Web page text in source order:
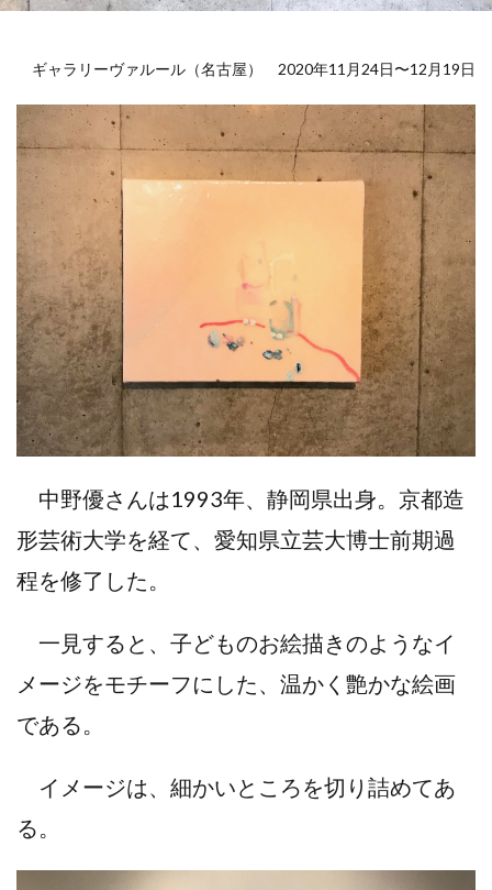
ギャラリーヴァルール（名古屋） 2020年11月24日〜12月19日
中野優さんは1993年、静岡県出身。京都造
形芸術大学を経て、愛知県立芸大博士前期過
程を修了した。
一見すると、子どものお絵描きのようなイ
メージをモチーフにした、温かく艶かな絵画
である。
イメージは、細かいところを切り詰めてあ
る。